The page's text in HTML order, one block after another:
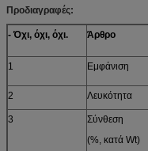
Προδιαγραφές:
- Όχι, όχι, όχι. Άρθρο
1
Εμφάνιση
2 Λευκότητα
3
Σύνθεση
(%, κατά Wt)